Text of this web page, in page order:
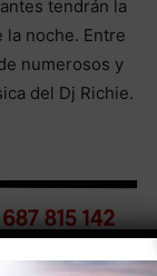
tendrán la
la noche. Entre
numerosos y
del Dj Richie.